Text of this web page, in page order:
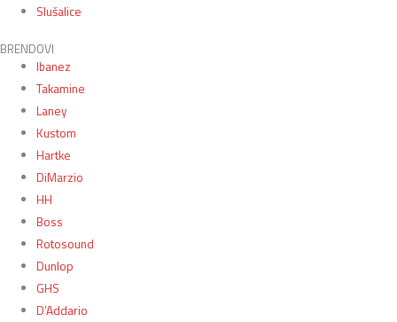
Slušalice
BRENDOVI
Ibanez
Takamine
Laney
Kustom
Hartke
DiMarzio
HH
Boss
Rotosound
Dunlop
GHS
D’Addario